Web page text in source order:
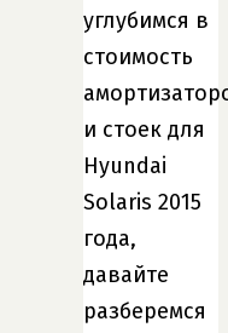
углубимся в
стоимость
и стоек для
Hyundai
Solaris 2015
года,
давайте
разберемся